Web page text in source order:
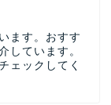
ます。おすす
しています。
ェックしてく